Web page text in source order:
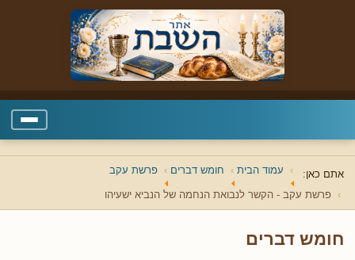
אתם כאן: עמוד הבית חומש דברים פרשת עקב
פרשת עקב - הקשר לנבואת הנחמה של הנביא ישעיהו
חומש דברים